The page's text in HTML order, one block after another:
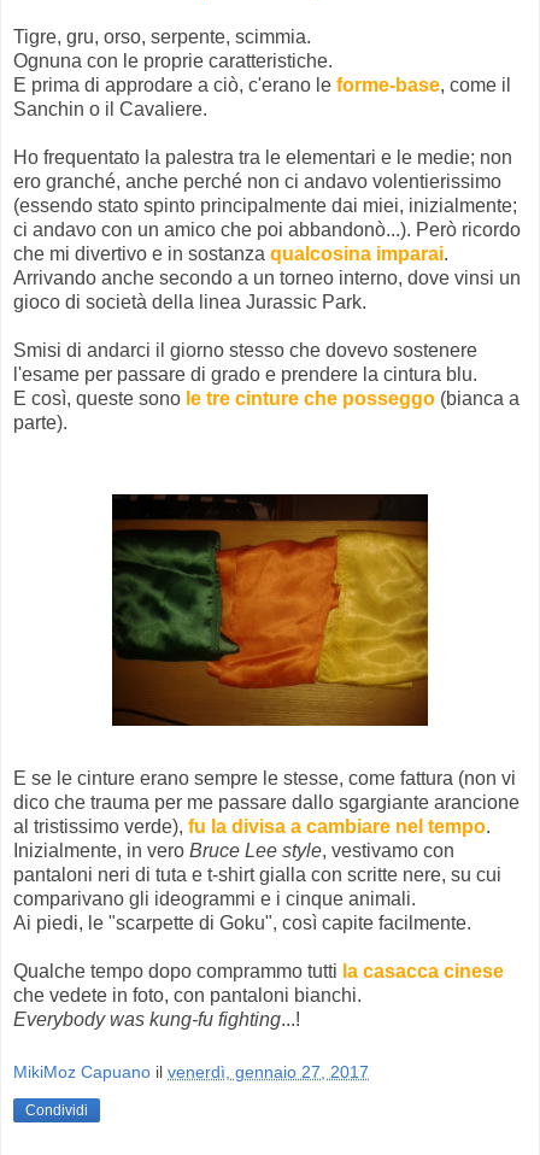
Tigre, gru, orso, serpente, scimmia.
Ognuna con le proprie caratteristiche.
E prima di approdare a ciò, c'erano le forme-base, come il
Sanchin o il Cavaliere.
Ho frequentato la palestra tra le elementari e le medie; non
ero granché, anche perché non ci andavo volentierissimo
(essendo stato spinto principalmente dai miei, inizialmente;
ci andavo con un amico che poi abbandonò...). Però ricordo
che mi divertivo e in sostanza qualcosina imparai.
Arrivando anche secondo a un torneo interno, dove vinsi un
gioco di società della linea Jurassic Park.
Smisi di andarci il giorno stesso che dovevo sostenere
l'esame per passare di grado e prendere la cintura blu.
E così, queste sono le tre cinture che posseggo (bianca a
parte).
E se le cinture erano sempre le stesse, come fattura (non vi
dico che trauma per me passare dallo sgargiante arancione
al tristissimo verde), fu la divisa a cambiare nel tempo.
Inizialmente, in vero Bruce Lee style, vestivamo con
pantaloni neri di tuta e t-shirt gialla con scritte nere, su cui
comparivano gli ideogrammi e i cinque animali.
Ai piedi, le "scarpette di Goku", così capite facilmente.
Qualche tempo dopo comprammo tutti la casacca cinese
che vedete in foto, con pantaloni bianchi.
Everybody was kung-fu fighting...!
MikiMoz Capuano il venerdì, gennaio 27, 2017
Condividi